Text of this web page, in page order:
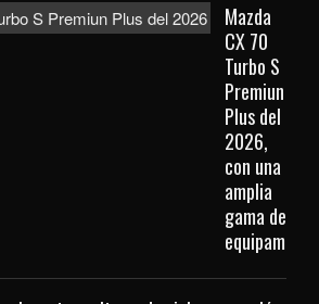
Mazda
CX 70
Turbo S
Premiun
Plus del
2026,
con una
amplia
gama de